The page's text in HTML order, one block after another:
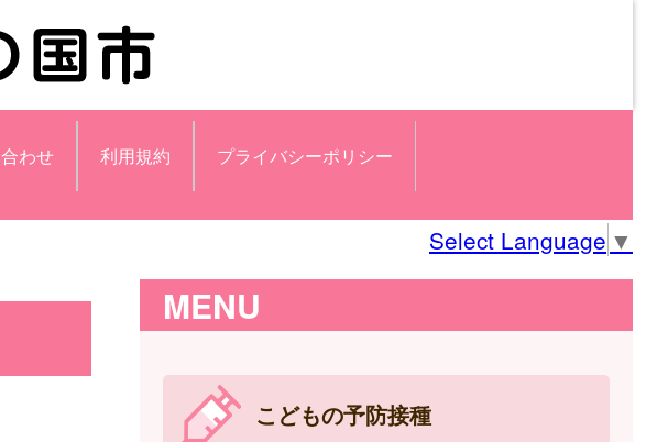
わせ 利用規約 プライバシーポリシー
Select Language ▼
MENU
こどもの予防接種